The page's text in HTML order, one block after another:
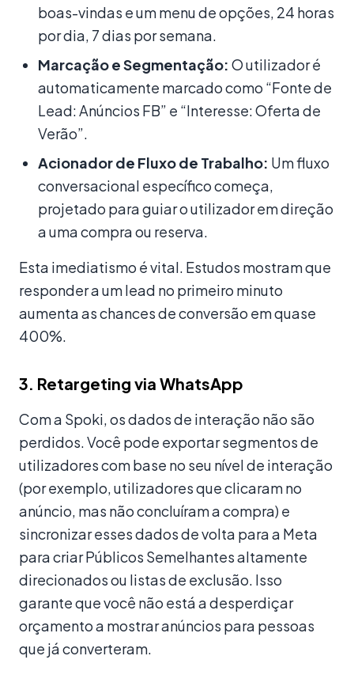
boas-vindas e um menu de opções, 24 horas
por dia, 7 dias por semana.
Marcação e Segmentação: O utilizador é
automaticamente marcado como “Fonte de
Lead: Anúncios FB” e “Interesse: Oferta de
Verão”.
Acionador de Fluxo de Trabalho: Um fluxo
conversacional específico começa,
projetado para guiar o utilizador em direção
a uma compra ou reserva.
Esta imediatismo é vital. Estudos mostram que
responder a um lead no primeiro minuto
aumenta as chances de conversão em quase
400%.
3. Retargeting via WhatsApp
Com a Spoki, os dados de interação não são
perdidos. Você pode exportar segmentos de
utilizadores com base no seu nível de interação
(por exemplo, utilizadores que clicaram no
anúncio, mas não concluíram a compra) e
sincronizar esses dados de volta para a Meta
para criar Públicos Semelhantes altamente
direcionados ou listas de exclusão. Isso
garante que você não está a desperdiçar
orçamento a mostrar anúncios para pessoas
que já converteram.